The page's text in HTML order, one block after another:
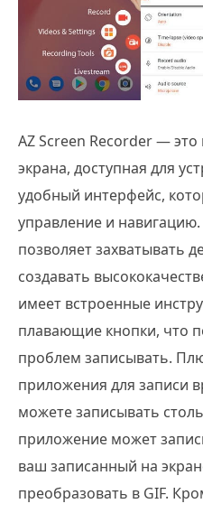
AZ Screen Recorder —
экрана, доступная для
удобный интерфейс,
управление и
позволяет захватывать
создавать
имеет встроенные
плавающие кнопки, что
проблем записывать.
приложения для записи
можете записывать
приложение может
ваш записанный на
преобразовать в GIF.